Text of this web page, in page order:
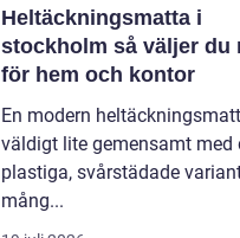
Heltäckningsmatta i
stockholm så väljer du rätt
för hem och kontor
En modern
väldigt lite gemensamt med
plastiga, svårstädade
mång...